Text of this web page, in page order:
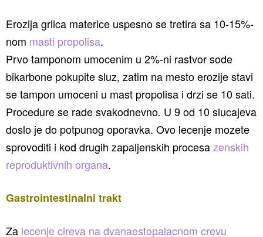
Erozija grlica materice uspesno se tretira sa 10-15%-
nom masti propolisa.
Prvo tamponom umocenim u 2%-ni rastvor sode
bikarbone pokupite sluz, zatim na mesto erozije stavi
se tampon umoceni u mast propolisa i drzi se 10 sati.
Procedure se rade svakodnevno. U 9 od 10 slucajeva
doslo je do potpunog oporavka. Ovo lecenje mozete
sprovoditi i kod drugih zapaljenskih procesazenskih
reproduktivnih organa.
Gastrointestinalni trakt
Za lecenje cireva na dvanaestopalacnom crevu